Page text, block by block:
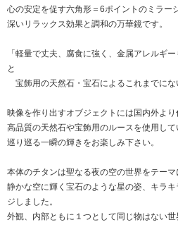
心の安定を促す六角形＝6ポイントのミラー
深いリラックス効果と調和の万華鏡です。
「軽量で丈夫、腐食に強く、金属アレルギ
と
宝飾用の天然石・宝石によるこれまでにな
映像を作り出すオブジェクトには国内外よ
高品質の天然石や宝飾用のルースを使用して
巡り巡る一瞬の輝きをお楽しみ下さい。
本体のチタンは聖なる夜の空の世界をテーマ
静かな空に輝く宝石のような星の姿、キラ
ジしました。
外観、内部ともに１つとして同じ物はない世